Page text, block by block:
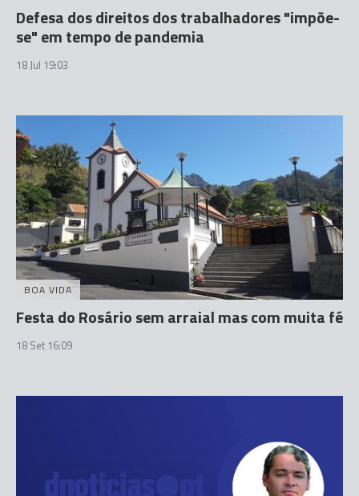
Defesa dos direitos dos trabalhadores "impõe-
se" em tempo de pandemia
18 Jul 19:03
BOA VIDA
Festa do Rosário sem arraial mas com muita fé
18 Set 16:09